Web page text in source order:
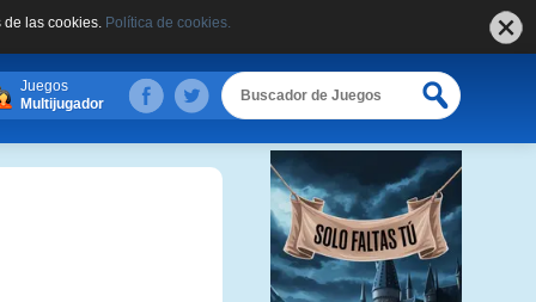
de las cookies. Política de cookies.
Juegos
Multijugador